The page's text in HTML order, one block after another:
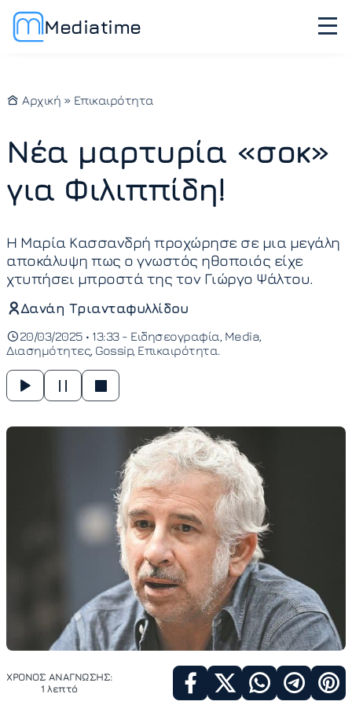
Mediatime
Αρχική » Επικαιρότητα
Νέα μαρτυρία «σοκ»
για Φιλιππίδη!
Η Μαρία Κασσανδρή προχώρησε σε μια μεγάλη
αποκάλυψη πως ο γνωστός ηθοποιός είχε
χτυπήσει μπροστά της τον Γιώργο Ψάλτου.
Δανάη Τριανταφυλλίδου
20/03/2025 • 13:33 - Ειδησεογραφία Media
Διασημότητες Gossip Επικαιρότητα
ΧΡΟΝΟΣ ΑΝΑΓΝΩΣΗΣ:
1 λεπτό